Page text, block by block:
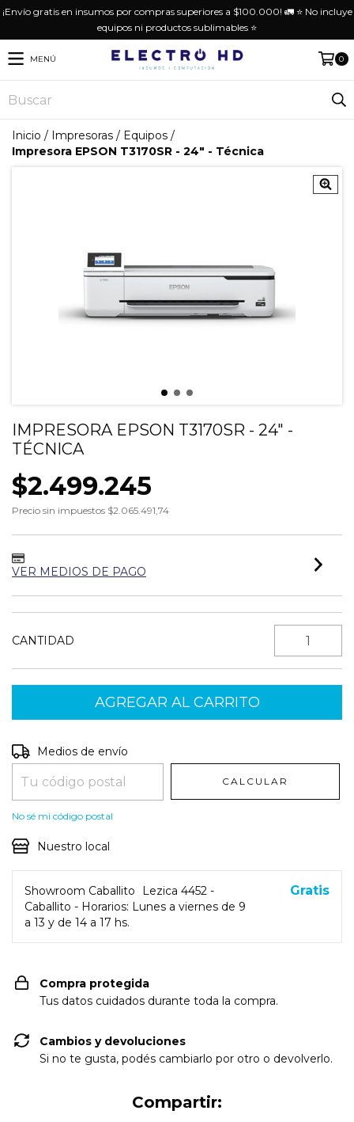
¡Envío gratis en insumos por compras superiores a $100.000! 🚛 ⭐️ No incluye
equipos ni productos sublimables ⭐️
MENÚ 0
Inicio / Impresoras / Equipos /
Impresora EPSON T3170SR - 24" - Técnica
IMPRESORA EPSON T3170SR - 24" -
TÉCNICA
$2.499.245
Precio sin impuestos $2.065.491,74
VER MEDIOS DE PAGO
CANTIDAD
Entregas para el CP:
Medios de envío
CALCULAR
No sé mi código postal
Nuestro local
Showroom Caballito
Lezica 4452 -
Caballito - Horarios: Lunes a viernes de 9
a 13 y de 14 a 17 hs.
Gratis
Compra protegida
Tus datos cuidados durante toda la compra.
Cambios y devoluciones
Si no te gusta, podés cambiarlo por otro o devolverlo.
Compartir: